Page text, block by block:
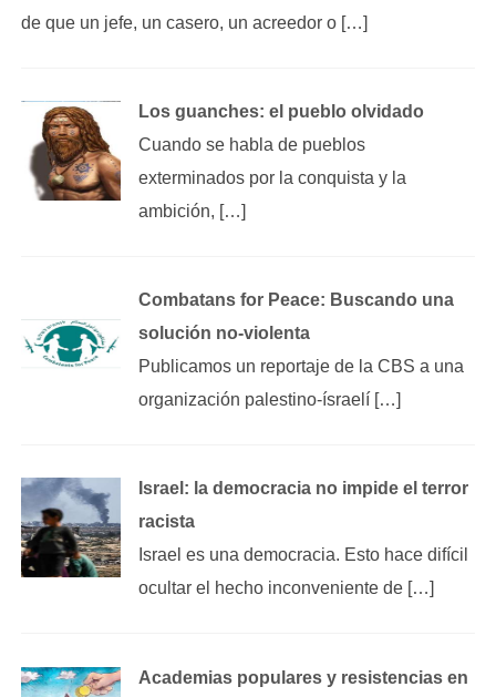
de que un jefe, un casero, un acreedor o […]
Los guanches: el pueblo olvidado
Cuando se habla de pueblos
exterminados por la conquista y la
ambición, […]
Combatans for Peace: Buscando una
solución no-violenta
Publicamos un reportaje de la CBS a una
organización palestino-ísraelí […]
Israel: la democracia no impide el terror
racista
Israel es una democracia. Esto hace difícil
ocultar el hecho inconveniente de […]
Academias populares y resistencias en